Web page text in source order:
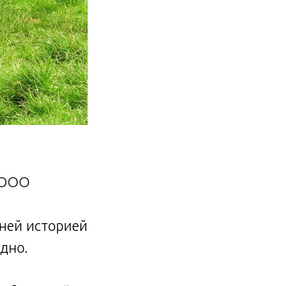
ООО
историей